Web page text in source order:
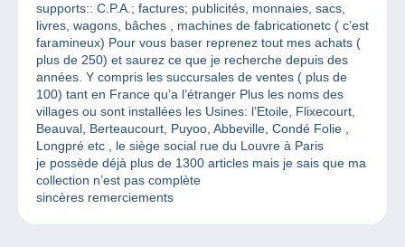
supports:: C.P.A.; factures; publicités, monnaies, sacs,
livres, wagons, bâches , machines de fabricationetc ( c’est
faramineux) Pour vous baser reprenez tout mes achats (
plus de 250) et saurez ce que je recherche depuis des
années. Y compris les succursales de ventes ( plus de
100) tant en France qu’a l’étranger Plus les noms des
villages ou sont installées les Usines: l’Etoile, Flixecourt,
Beauval, Berteaucourt, Puyoo, Abbeville, Condé Folie ,
Longpré etc , le siège social rue du Louvre à Paris
je possède déjà plus de 1300 articles mais je sais que ma
collection n’est pas complète
sincères remerciements